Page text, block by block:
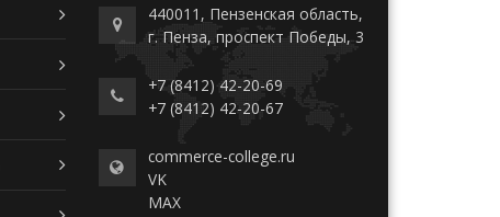
440011, Пензенская область,
г. Пенза, проспект Победы, 3
+7 (8412) 42-20-69
+7 (8412) 42-20-67
commerce-college.ru
VK
MAX